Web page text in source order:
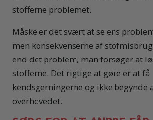
stofferne problemet.
Måske er det svært at se ens
men konsekvenserne af
end det problem, man forsøger at
stofferne. Det rigtige at gøre er at få
kendsgerningerne og ikke begynde
overhovedet.